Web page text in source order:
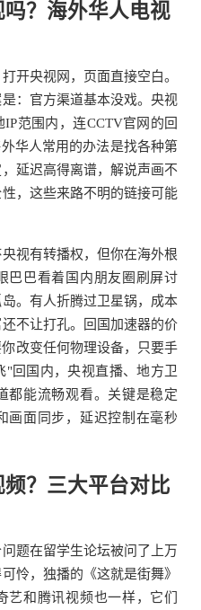
？海外华人电视
开央视网，页面直接空白。
：官方渠道基本没戏。央视
范围内，连CCTV官网的回
华人常用的办法是找各种第
延迟高得离谱，解说声画不
，这些来路不明的链接可能
视有转播权，但你在海外根
巴巴看着国内朋友圈刷屏讨
。有人折腾过卫星锅，成本
不让打孔。回国加速器的价
改变任何物理设备，只要手
"回国内，央视直播、地方卫
都能流畅观看。关键是稳定
画面同步，延迟控制在毫秒
？三大平台对比
题在留学生论坛被问了上万
怜，独播的《这就是街舞》
艺和腾讯视频也一样，它们